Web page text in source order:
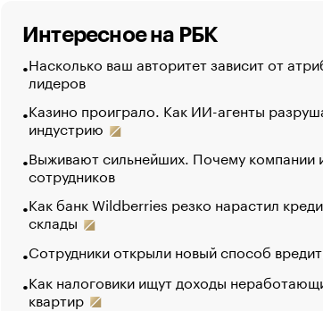
Интересное на РБК
Насколько ваш авторитет зависит от
лидеров
Казино проиграло. Как ИИ-агенты
индустрию
Выживают сильнейших. Почему компании
сотрудников
Как банк Wildberries резко нарастил
склады
Сотрудники открыли новый способ
Как налоговики ищут доходы
квартир